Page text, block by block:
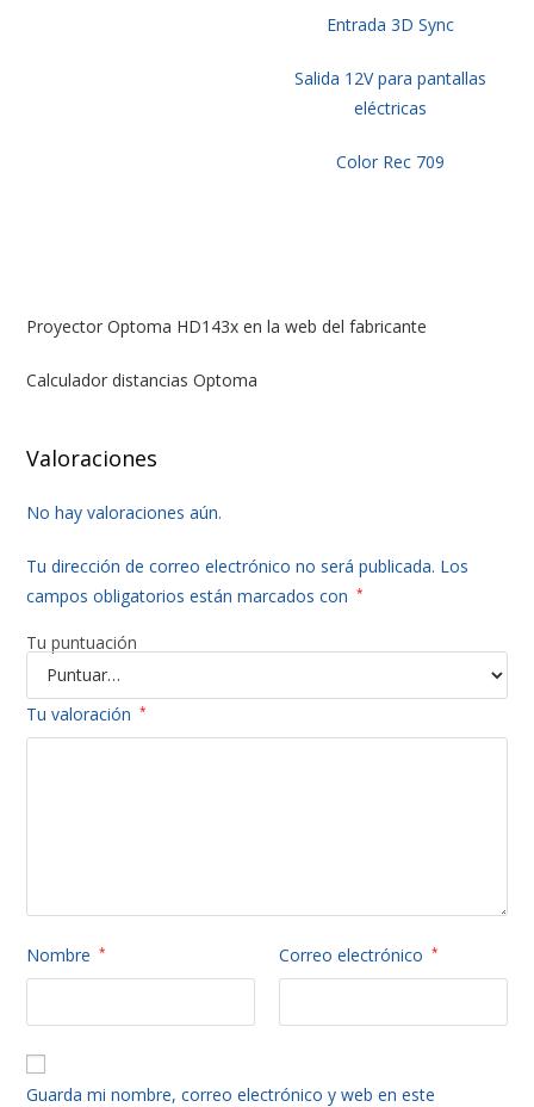
Entrada 3D Sync
Salida 12V para pantallas
eléctricas
Color Rec 709
Proyector Optoma HD143x en la web del fabricante
Calculador distancias Optoma
Valoraciones
No hay valoraciones aún.
Tu dirección de correo electrónico no será publicada. Los
campos obligatorios están marcados con
*
Tu puntuación
Tu valoración *
Nombre * Correo electrónico *
Guarda mi nombre, correo electrónico y web en este